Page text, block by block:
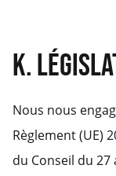
K.
Nous nous
Règlement (UE)
du Conseil du